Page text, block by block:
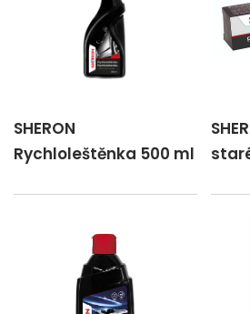
SONAX Rychlovosk
SONAX XTR Leštěnka s voskem
SHERON
Rychloleštěnka 500 ml